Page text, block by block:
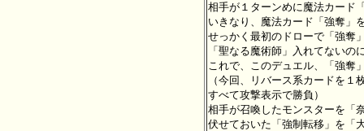
相手が１ターンめに魔法カード
いきなり、魔法カード「強奪」
せっかく最初のドローで「強奪
「聖なる魔術師」入れてないの
これで、このデュエル、「強奪
（今回、リバース系カードを
すべて攻撃表示で勝負）
相手が召喚したモンスターを「
伏せておいた「強制転移」を「